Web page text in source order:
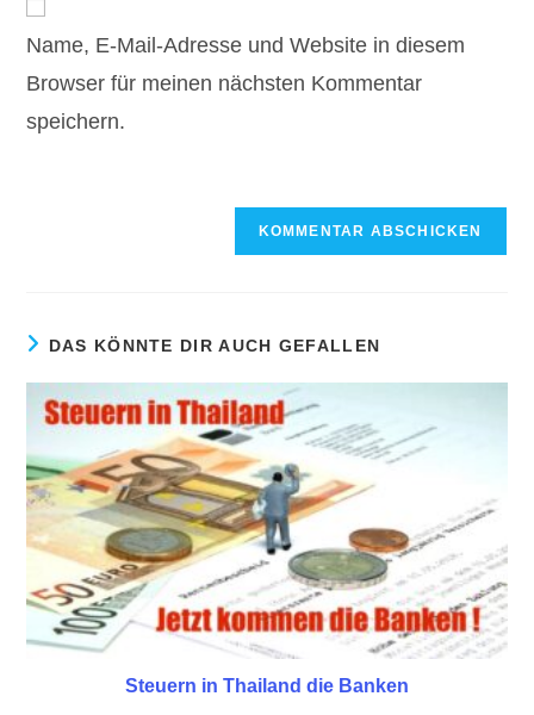
Kommentieren
URL
ein
(optional)
Name, E-Mail-Adresse und Website in diesem
Browser für meinen nächsten Kommentar
speichern.
DAS KÖNNTE DIR AUCH GEFALLEN
Steuern in Thailand die Banken